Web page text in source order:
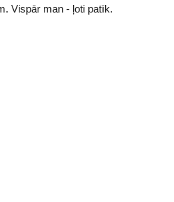
Vispār man - ļoti patīk.